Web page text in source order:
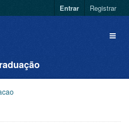
Entrar Registrar